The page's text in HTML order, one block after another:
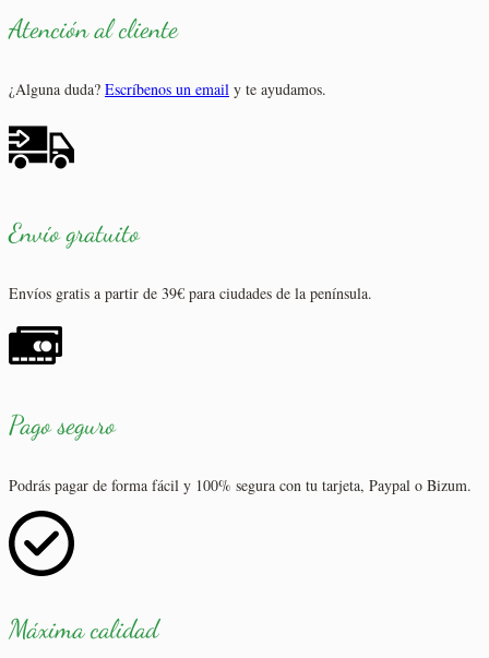
Atención al cliente
¿Alguna duda? Escríbenos un email y te ayudamos.
Envío gratuito
Envíos gratis a partir de 39€ para ciudades de la península.
Pago seguro
Podrás pagar de forma fácil y 100% segura con tu tarjeta, Paypal o Bizum.
Máxima calidad